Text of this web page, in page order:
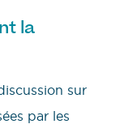
la
sur
par les